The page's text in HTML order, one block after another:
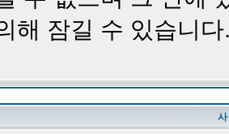
해 잠길 수 있습니다